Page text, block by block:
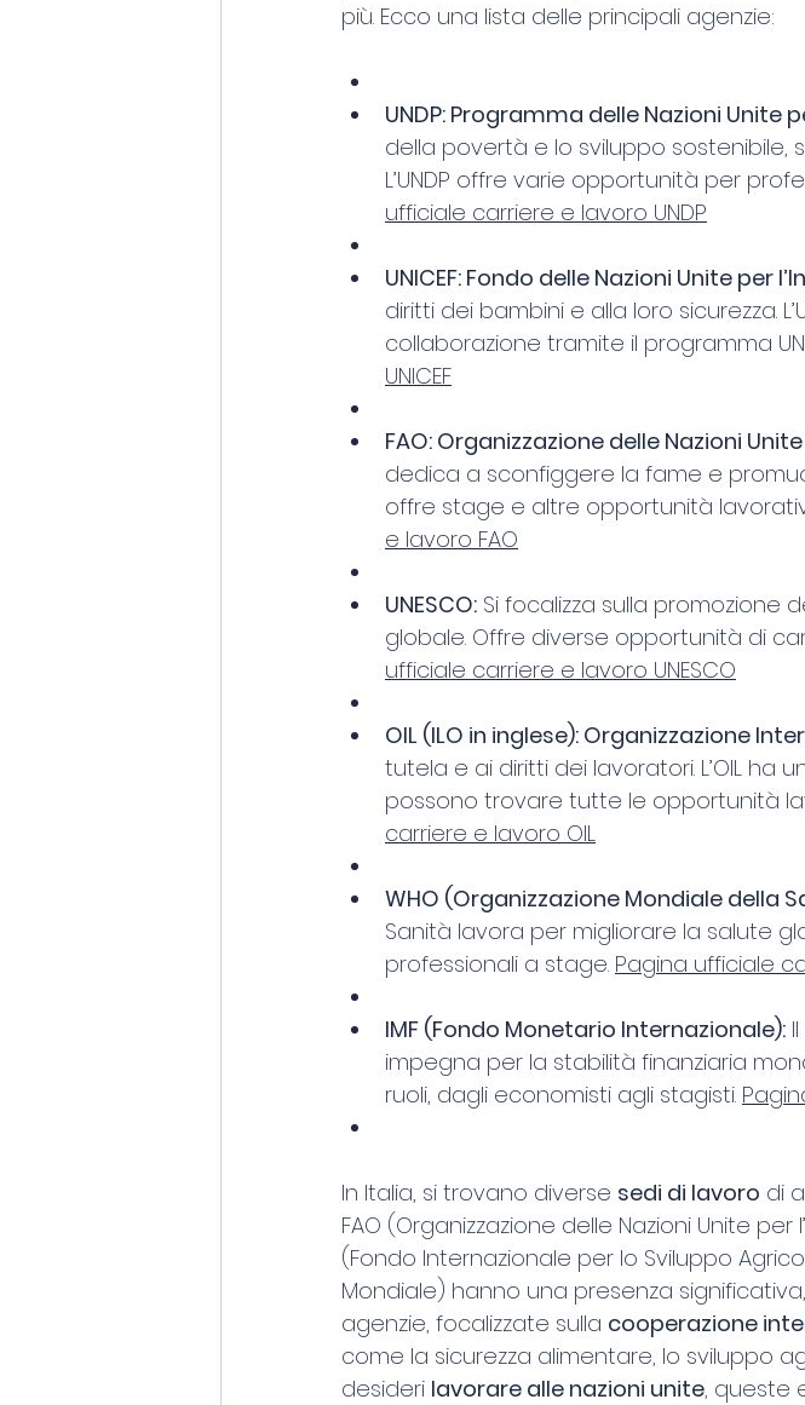
più. Ecco una lista delle principali agenzie:
UNDP: Programma delle Nazioni Unite
della povertà e lo sviluppo sostenibile,
L’UNDP offre varie opportunità per
ufficiale carriere e lavoro UNDP
UNICEF: Fondo delle Nazioni Unite per
diritti dei bambini e alla loro sicurezza.
collaborazione tramite il programma
UNICEF
FAO: Organizzazione delle Nazioni
dedica a sconfiggere la fame e
offre stage e altre opportunità
e lavoro FAO
UNESCO: Si focalizza sulla promozione
globale. Offre diverse opportunità di
ufficiale carriere e lavoro UNESCO
OIL (ILO in inglese): Organizzazione
tutela e ai diritti dei lavoratori. L’OIL
possono trovare tutte le opportunità
carriere e lavoro OIL
WHO (Organizzazione Mondiale della
Sanità lavora per migliorare la salute
professionali a stage. Pagina ufficiale
IMF (Fondo Monetario Internazionale):
impegna per la stabilità finanziaria
ruoli, dagli economisti agli stagisti.
In Italia, si trovano diverse sedi di lavoro di
FAO (Organizzazione delle Nazioni Unite per
(Fondo Internazionale per lo Sviluppo
Mondiale) hanno una presenza
agenzie, focalizzate sulla cooperazione
come la sicurezza alimentare, lo sviluppo
desideri lavorare alle nazioni unite, queste